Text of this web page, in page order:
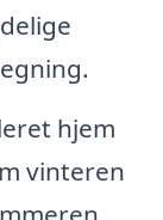
hjem
vinteren